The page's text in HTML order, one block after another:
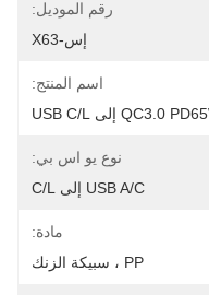
رقم الموديل:
إس-X63
اسم المنتج:
نوع يو اس بي:
USB A/C إلى C/L
مادة:
PP ، سبيكة الزنك